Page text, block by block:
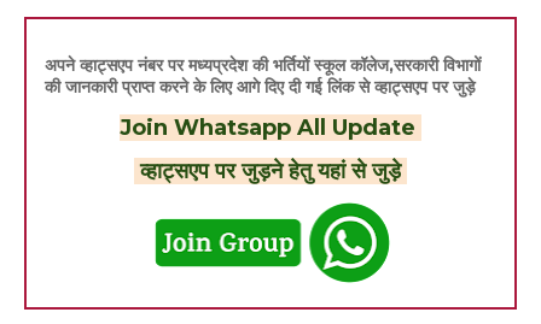
अपने व्हाट्सएप नंबर पर मध्यप्रदेश की भर्तियों स्कूल कॉलेज,सरकारी विभागों
की जानकारी प्राप्त करने के लिए आगे दिए दी गई लिंक से व्हाट्सएप पर जुड़े
Join Whatsapp All Update
व्हाट्सएप पर जुड़ने हेतु यहां से जुड़े